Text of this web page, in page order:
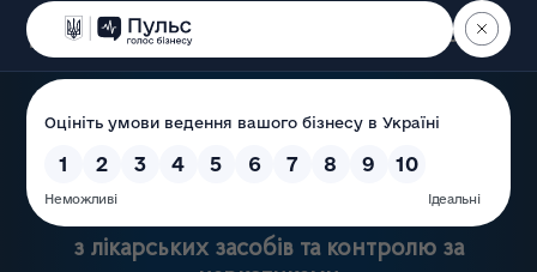
Пошук
Державна служба України
з лікарських засобів та контролю за